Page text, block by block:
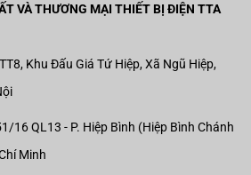
VÀ THƯƠNG MẠI THIẾT BỊ ĐIỆN TTA
Khu Đấu Giá Tứ Hiệp, Xã Ngũ Hiệp,
16 QL13 - P. Hiệp Bình (Hiệp Bình Chánh
Minh